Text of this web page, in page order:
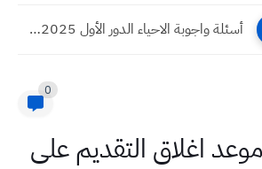
أسئلة واجوبة الاحياء الدور الأول 2025 صف الثالث المتوسط
0
اغلاق التقديم على